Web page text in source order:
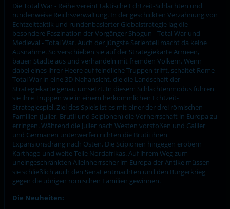
Die Total War - Reihe vereint taktische Echtzeit-Schlachten und
rundenweise Reichsverwaltung. In der geschickten Verzahnung von
Echtzeittaktik und rundenbasierter Globalstrategie lag die
besondere Faszination der Vorgänger Shogun - Total War und
Medieval - Total War. Auch der jüngste Serienteil macht da keine
Ausnahme. So verschieben sie auf der Strategiekarte Armeen,
bauen Städte aus und verhandeln mit fremden Völkern. Wenn
dabei eines ihrer Heere auf feindliche Truppen trifft, schaltet Rome -
Total War in eine 3D-Nahansicht, die die Landschaft der
Strategiekarte genau umsetzt. In diesem Schlachtenmodus führen
sie ihre Truppen wie in einem herkömmlichen Echtzeit-
Strategiespiel. Ziel des Spiels ist es mit einer der drei römischen
Familien (Julier, Brutii und Scipionen) die Vorherrschaft in Europa zu
erringen. Während die Julier nach Westen vorstoßen und Gallier
und Germanen unterwerfen richten die Brutii ihren
Expansionsdrang nach Osten. Die Scipionen hingegen erobern
Karthago und weite Teile Nordafrikas. Auf ihrem Weg zum
uneingeschränkten Alleinherrscher im Europa der Antike müssen
sie schließlich auch den Senat entmachten und den Bürgerkrieg
gegen die übrigen römischen Familien gewinnen.
Die Neuheiten: